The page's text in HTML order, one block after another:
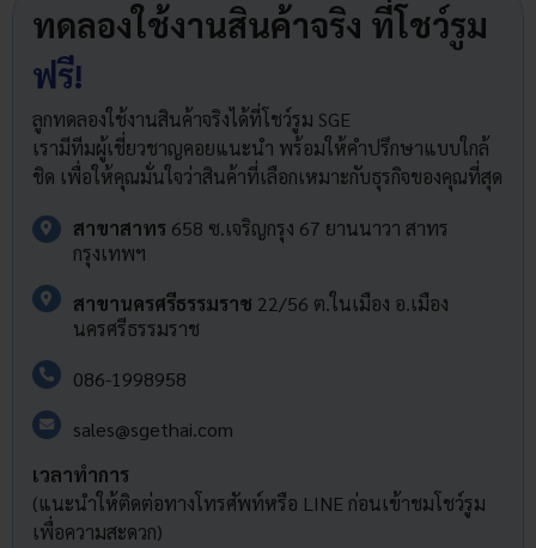
ทดลองใช้งานสินค้าจริง ที่โชว์รูม
ฟรี!
ลูกทดลองใช้งานสินค้าจริงได้ที่โชว์รูม SGE
เรามีทีมผู้เชี่ยวชาญคอยแนะนำ พร้อมให้คำปรึกษาแบบใกล้
ชิด เพื่อให้คุณมั่นใจว่าสินค้าที่เลือกเหมาะกับธุรกิจของคุณที่สุด
สาขาสาทร658 ซ.เจริญกรุง 67 ยานนาวา สาทร
กรุงเทพฯ
สาขานครศรีธรรมราช 22/56 ต.ในเมือง อ.เมือง
นครศรีธรรมราช
086-1998958
sales@sgethai.com
เวลาทำการ
(แนะนำให้ติดต่อทางโทรศัพท์หรือ LINE ก่อนเข้าชมโชว์รูม
เพื่อความสะดวก)